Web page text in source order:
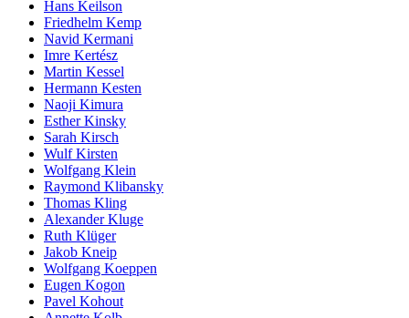
Hans Keilson
Friedhelm Kemp
Navid Kermani
Imre Kertész
Martin Kessel
Hermann Kesten
Naoji Kimura
Esther Kinsky
Sarah Kirsch
Wulf Kirsten
Wolfgang Klein
Raymond Klibansky
Thomas Kling
Alexander Kluge
Ruth Klüger
Jakob Kneip
Wolfgang Koeppen
Eugen Kogon
Pavel Kohout